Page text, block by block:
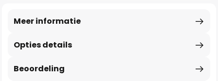
Opties details
Meer informatie
Beoordeling